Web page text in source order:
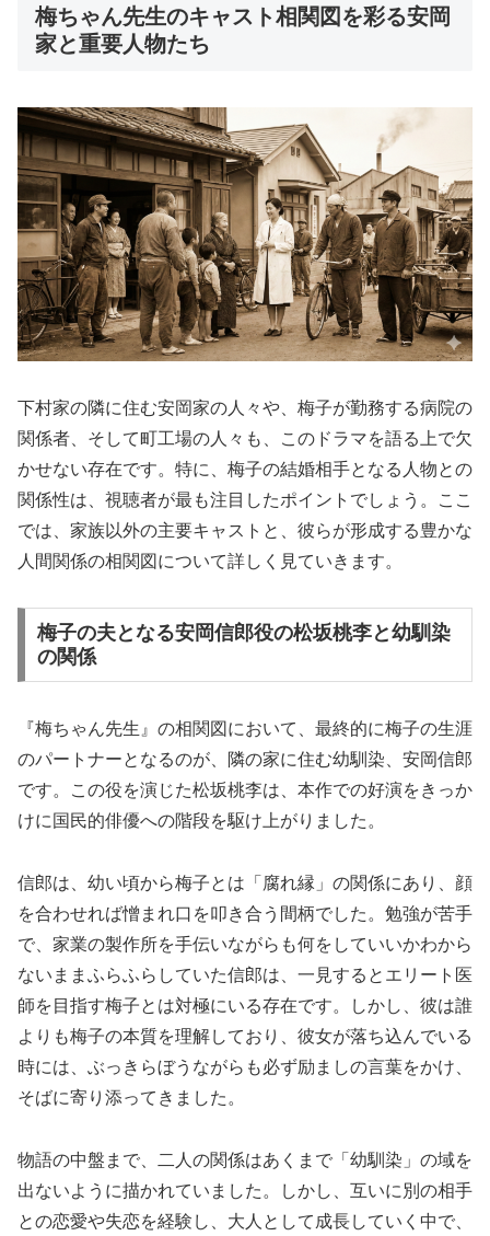
梅ちゃん先生のキャスト相関図を彩る安岡
家と重要人物たち
下村家の隣に住む安岡家の人々や、梅子が勤務する病院の
関係者、そして町工場の人々も、このドラマを語る上で欠
かせない存在です。特に、梅子の結婚相手となる人物との
関係性は、視聴者が最も注目したポイントでしょう。ここ
では、家族以外の主要キャストと、彼らが形成する豊かな
人間関係の相関図について詳しく見ていきます。
梅子の夫となる安岡信郎役の松坂桃李と幼馴染
の関係
『梅ちゃん先生』の相関図において、最終的に梅子の生涯
のパートナーとなるのが、隣の家に住む幼馴染、安岡信郎
です。この役を演じた松坂桃李は、本作での好演をきっか
けに国民的俳優への階段を駆け上がりました。
信郎は、幼い頃から梅子とは「腐れ縁」の関係にあり、顔
を合わせれば憎まれ口を叩き合う間柄でした。勉強が苦手
で、家業の製作所を手伝いながらも何をしていいかわから
ないままふらふらしていた信郎は、一見するとエリート医
師を目指す梅子とは対極にいる存在です。しかし、彼は誰
よりも梅子の本質を理解しており、彼女が落ち込んでいる
時には、ぶっきらぼうながらも必ず励ましの言葉をかけ、
そばに寄り添ってきました。
物語の中盤まで、二人の関係はあくまで「幼馴染」の域を
出ないように描かれていました。しかし、互いに別の相手
との恋愛や失恋を経験し、大人として成長していく中で、